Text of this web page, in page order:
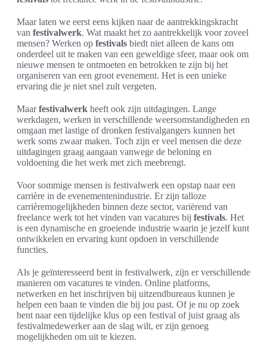
Maar laten we eerst eens kijken naar de aantrekkingskracht
van festivalwerk. Wat maakt het zo aantrekkelijk voor zoveel
mensen? Werken op festivals biedt niet alleen de kans om
onderdeel uit te maken van een geweldige sfeer, maar ook om
nieuwe mensen te ontmoeten en betrokken te zijn bij het
organiseren van een groot evenement. Het is een unieke
ervaring die je niet snel zult vergeten.
Maarfestivalwerk heeft ook zijn uitdagingen. Lange
werkdagen, werken in verschillende weersomstandigheden en
omgaan met lastige of dronken festivalgangers kunnen het
werk soms zwaar maken. Toch zijn er veel mensen die deze
uitdagingen graag aangaan vanwege de beloning en
voldoening die het werk met zich meebrengt.
Voor sommige mensen is festivalwerk een opstap naar een
carrière in de evenementenindustrie. Er zijn talloze
carrièremogelijkheden binnen deze sector, variërend van
freelance werk tot het vinden van vacatures bij festivals. Het
is een dynamische en groeiende industrie waarin je jezelf kunt
ontwikkelen en ervaring kunt opdoen in verschillende
functies.
Als je geïnteresseerd bent in festivalwerk, zijn er verschillende
manieren om vacatures te vinden. Online platforms,
netwerken en het inschrijven bij uitzendbureaus kunnen je
helpen een baan te vinden die bij jou past. Of je nu op zoek
bent naar een tijdelijke klus op een festival of juist graag als
festivalmedewerker aan de slag wilt, er zijn genoeg
mogelijkheden om uit te kiezen.